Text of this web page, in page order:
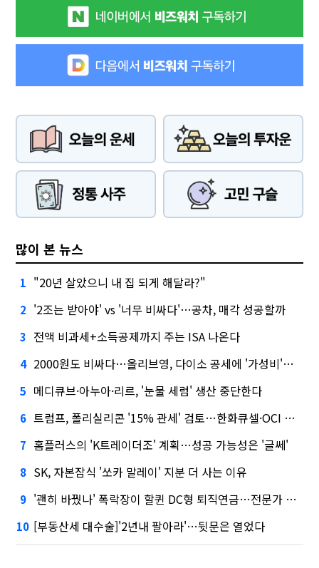
많이 본 뉴스
1 "20년 살았으니 내 집 되게 해달라?"
2 '2조는 받아야' vs '너무 비싸다'…공차, 매각 성공할까
3 전액 비과세+소득공제까지 주는 ISA 나온다
4 2000원도 비싸다…올리브영, 다이소 공세에 '가성비'로 맞불
5 메디큐브·아누아·리르, '눈물 세럼' 생산 중단한다
6 트럼프, 폴리실리콘 '15% 관세' 검토…한화큐셀·OCI 영향은?
7 홈플러스의 'K트레이더조' 계획…성공 가능성은 '글쎄'
8 SK, 자본잠식 '쏘카 말레이' 지분 더 사는 이유
9 '괜히 바꿨나' 폭락장이 할퀸 DC형 퇴직연금…전문가 조언은
10 [부동산세 대수술]'2년내 팔아라'…뒷문은 열었다